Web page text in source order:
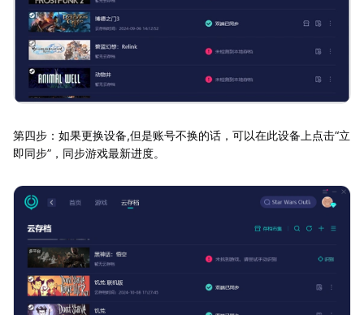
第四步：如果更换设备,但是账号不换的话，可以在此设备上点击“立
即同步”，同步游戏最新进度。